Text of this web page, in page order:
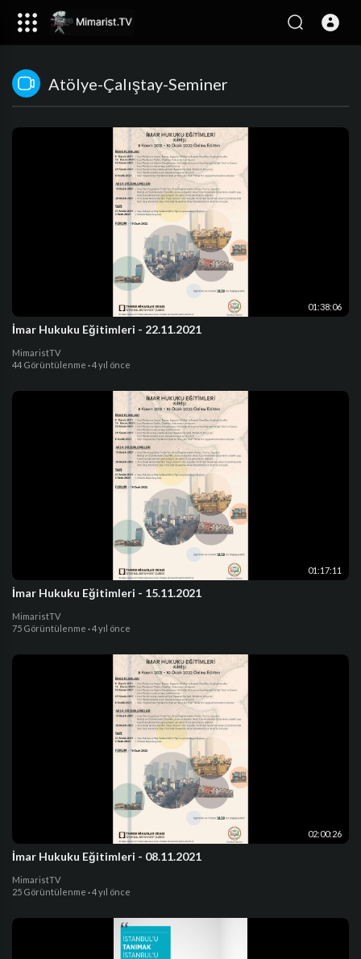
Atölye-Çalıştay-Seminer
01:38:06
İmar Hukuku Eğitimleri - 22.11.2021
MimaristTV
44 Görüntülenme ·4 yıl önce
01:17:11
İmar Hukuku Eğitimleri - 15.11.2021
MimaristTV
75 Görüntülenme ·4 yıl önce
02:00:26
İmar Hukuku Eğitimleri - 08.11.2021
MimaristTV
25 Görüntülenme ·4 yıl önce